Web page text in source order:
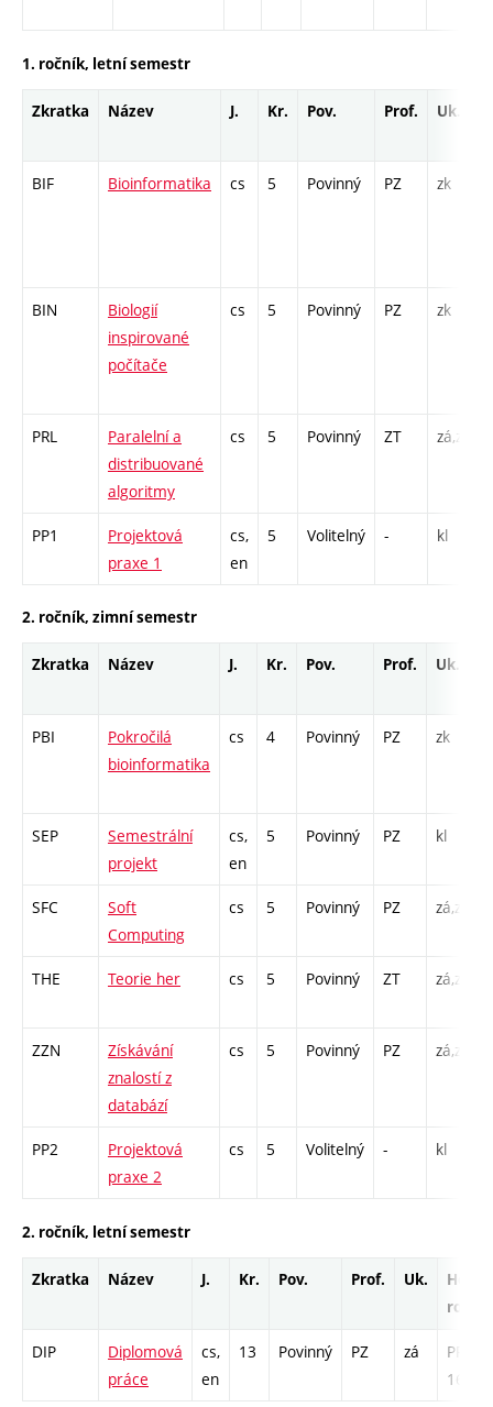
1. ročník, letní semestr
Zkratka Název J. Kr. Pov. Prof. Uk.
BIF Bioinformatika cs 5 Povinný PZ zk
BIN
Biologií
inspirované
počítače
cs 5 Povinný PZ zk
PRL
Paralelní a
distribuované
algoritmy
cs 5 Povinný ZT zá,zk
PP1
Projektová
praxe 1
cs,
en
5 Volitelný - kl
2. ročník, zimní semestr
Zkratka Název J. Kr. Pov. Prof. Uk.
PBI
Pokročilá
bioinformatika
cs 4 Povinný PZ zk
SEP
Semestrální
projekt
cs,
en
5 Povinný PZ kl
SFC
Soft
Computing
cs 5 Povinný PZ zá,zk
THE Teorie her cs 5 Povinný ZT zá,zk
ZZN
Získávání
znalostí z
databází
cs 5 Povinný PZ zá,zk
PP2
Projektová
praxe 2
cs 5 Volitelný - kl
2. ročník, letní semestr
Zkratka Název J. Kr. Pov. Prof. Uk.
Hod.
DIP
Diplomová
práce
cs,
en
13 Povinný PZ zá
PR -
169